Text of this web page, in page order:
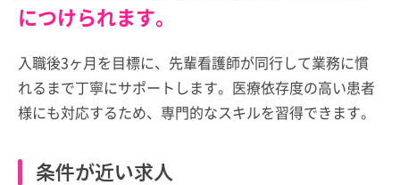
につけられます。
入職後3ヶ月を目標に、先輩看護師が同行して業務に慣
れるまで丁寧にサポートします。医療依存度の高い患者
様にも対応するため、専門的なスキルを習得できます。
条件が近い求人